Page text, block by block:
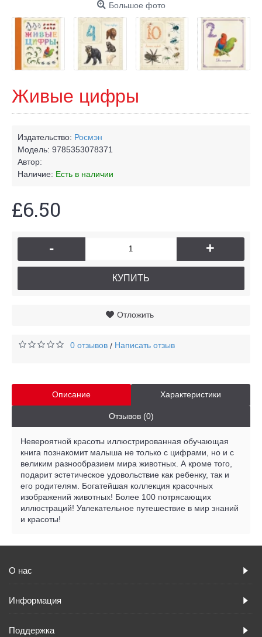
Большое фото
Живые цифры
Издательство: Росмэн
Модель: 9785353078371
Автор:
Наличие: Есть в наличии
£6.50
- +
КУПИТЬ
Отложить
0 отзывов / Написать отзыв
Описание Характеристики
Отзывов (0)
Невероятной красоты иллюстрированная обучающая
книга познакомит малыша не только с цифрами, но и с
великим разнообразием мира животных. А кроме того,
подарит эстетическое удовольствие как ребенку, так и
его родителям. Богатейшая коллекция красочных
изображений животных! Более 100 потрясающих
иллюстраций! Увлекательное путешествие в мир знаний
и красоты!
О нас
Информация
Поддержка